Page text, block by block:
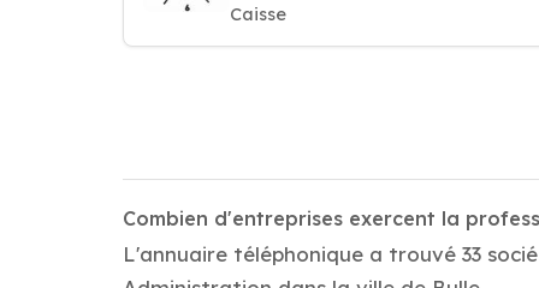
Caisse
Combien d'entreprises exercent la
L'annuaire téléphonique a trouvé 33